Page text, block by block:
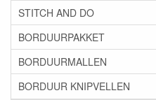
STITCH AND DO
BORDUURPAKKET
BORDUURMALLEN
BORDUUR KNIPVELLEN